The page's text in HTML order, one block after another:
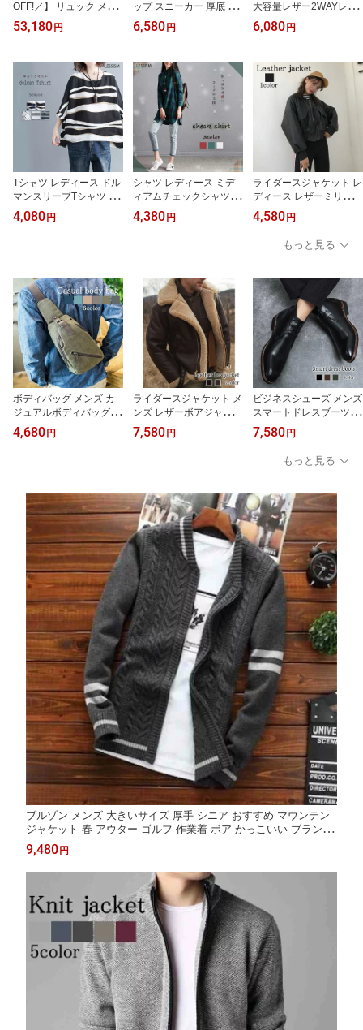
OFF!／】 リュック メン
ズ 春 40L リュックサッ
ク ビジネスリュック 秋
量 撥水 2WAY カジュア
ル PC 革 バッグ 夏 通勤
軽量 ビジネスバッグ パ
ソコン ブランド 10代 40
代 おしゃれ 冬 スポーツ
レザー 本革 ビジネス
53,180 円
ップ スニーカー 厚底 走
れる ビジネスシューズ
オックスフォード 冬 本
すい おしゃれ 春 ブーツ
レザー カジュアル 軽量
ブランド レザーシューズ
夏 おすすめ メンズ 紐 防
水 革靴 靴 秋 ブランド sh
s-89
6,580 円
大容量レザー2WAYレザ
ーバッグ 大人 布 おしゃ
れ 冬 ブランド 革 カバン
旅行 秋 高校生 大容量 レ
ザー 大型 ゴルフ ボスト
ン アウトドア 小さめ 50
代 夏 人気 春 軽量 黒 40
代 おすすめ スポーツ 折
りたたみ トートバッグ
6,080 円
Tシャツ レディース ドル
マンスリーブTシャツ 涼
しい 40代 スポーツ シャ
ツ トレーナー カットソ
しゃれ 薄手 ブランド 春
ロゴ 半袖 7分袖 ブラウス
ジム 無地 5分袖 ブラック
Vネック 人気
4,080 円
シャツ レディース ミデ
ィアムチェックシャツ ロ
ゴ 大人 ブランド 秋 かわ
いい 春 麻 形態安定 襟付
しわになりにくい Tシャ
ツ 冬 厚手 オフィス トッ
プス カットソー ランニ
ング ポロシャツ
4,380 円
ライダースジャケット レ
ディース レザーミリタリ
ーブルゾン ブランド レ
ザー 冬 スエード ライダ
ース 人気 ショット サイ
ズ レザージャケット 50
ー 春 オフィス コート 20
代 バイク 30代 おしゃれ
革ジャン 40代 厚手 ジャ
ケット 着こなし
4,580 円
もっと見る
ボディバッグ メンズ カ
ジュアルボディバッグ 軽
い ブランド 横型 人気 防
水 冬 レザー きれいめ 春
ーバッグ 大きめ 大容量
夏 ハイ 小さめ スポーツ
ウエストバッグ 40代 お
しゃれ 秋 30代
4,680 円
ライダースジャケット メ
ンズ レザーボアジャケッ
ト おすすめ ライダース
秋 ブランド 革ジャン ア
ット 革 50代 スエード レ
ザージャケット Tシャツ
着こなし ジャケット 春
セール 厚手
7,580 円
ビジネスシューズ メンズ
スマートドレスブーツ ブ
ランド レザー 軽量 夏 春
紳士靴 カジュアル 歩き
やすい OFF スニーカー
走れる ショートブーツ
おしゃれ 防水 革靴 おす
すめ 靴 厚底 ウォーキン
グ 秋 革 冬 滑らない 人気
7,580 円
もっと見る
ブルゾン メンズ 大きいサイズ 厚手 シニア おすすめ マウンテン
ジャケット 春 アウター ゴルフ 作業着 ボア かっこいい ブランド
きれいめ キルティング ジャンパー ビジネス 冬 ウェア 中綿 40代
コーデ パーカー 防寒 コーデュロイ 秋 ブランド tps-1819
9,480 円